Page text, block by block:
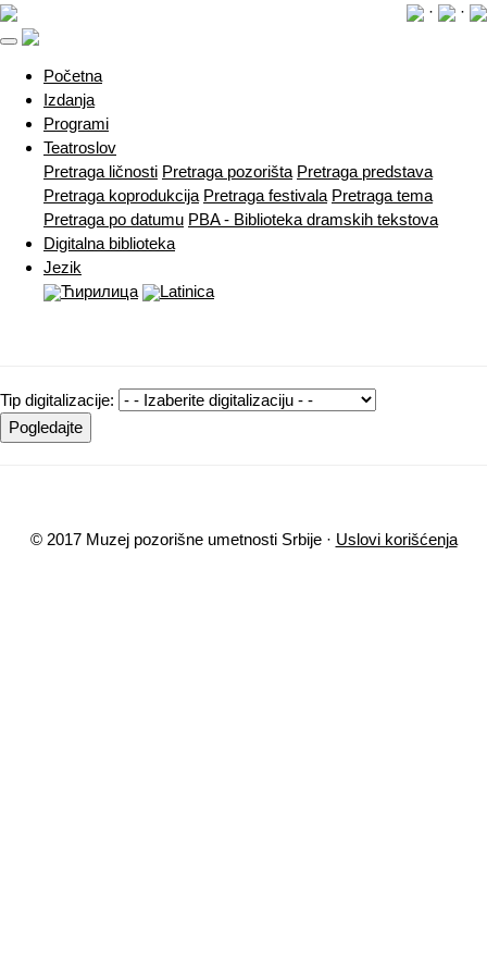
· ·
Početna(current)
Izdanja
Programi
Teatroslov
Pretraga ličnosti Pretraga pozorišta Pretraga predstava
Pretraga koprodukcija Pretraga festivala Pretraga tema
Pretraga po datumu PBA - Biblioteka dramskih tekstova
Digitalna biblioteka
Jezik
Ћирилица
Latinica
Tip digitalizacije:
Pogledajte
© 2017 Muzej pozorišne umetnosti Srbije · Uslovi korišćenja